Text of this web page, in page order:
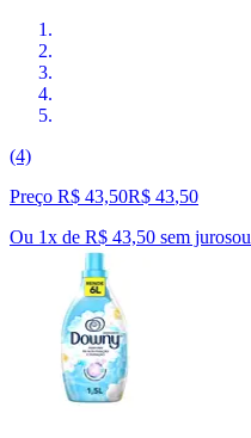
(4)
Preço R$ 43,50R$ 43,50
Ou 1x de R$ 43,50 sem jurosou